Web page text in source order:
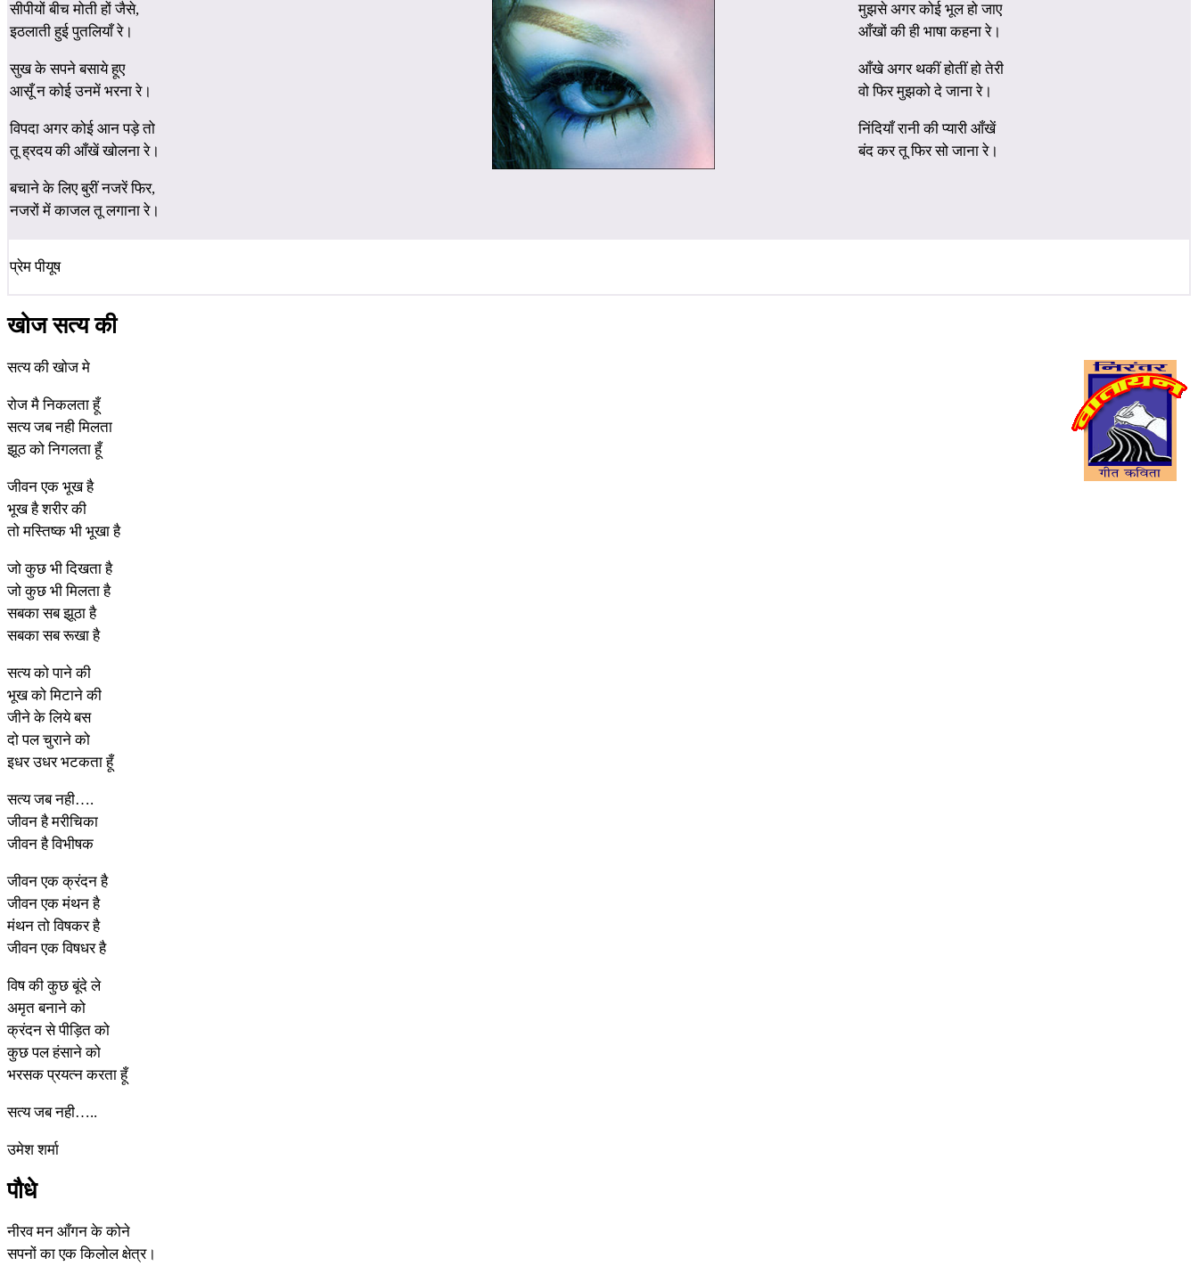
सीपीयों बीच मोती हों जैसे,
इठलाती हुई पुतलियाँ रे।
सुख के सपने बसाये हूए
आसूँ न कोई उनमें भरना रे।
विपदा अगर कोई आन पड़े तो
तू ह्रदय की आँखें खोलना रे।
बचाने के लिए बुरीं नजरें फिर,
नजरों में काजल तू लगाना रे।
मुझसे अगर कोई भूल हो जाए
आँखों की ही भाषा कहना रे।
आँखे अगर थकीं होतीं हो तेरी
वो फिर मुझको दे जाना रे।
निंदियाँ रानी की प्यारी आँखें
बंद कर तू फिर सो जाना रे।
प्रेम पीयूष
खोज सत्य की
सत्य की खोज मे
रोज मै निकलता हूँ
सत्य जब नही मिलता
झूठ को निगलता हूँ
जीवन एक भूख है
भूख है शरीर की
तो मस्तिष्क भी भूखा है
जो कुछ भी दिखता है
जो कुछ भी मिलता है
सबका सब झूठा है
सबका सब रूखा है
सत्य को पाने की
भूख को मिटाने की
जीने के लिये बस
दो पल चुराने को
इधर उधर भटकता हूँ
सत्य जब नही….
जीवन है मरीचिका
जीवन है विभीषक
जीवन एक क्रंदन है
जीवन एक मंथन है
मंथन तो विषकर है
जीवन एक विषधर है
विष की कुछ बूंदे ले
अमृत बनाने को
क्रंदन से पीड़ित को
कुछ पल हंसाने को
भरसक प्रयत्न करता हूँ
सत्य जब नही…..
उमेश शर्मा
पौधे
नीरव मन आँगन के कोने
सपनों का एक किलोल क्षेत्र।